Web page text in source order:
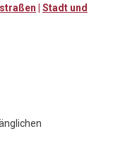
Stadt und